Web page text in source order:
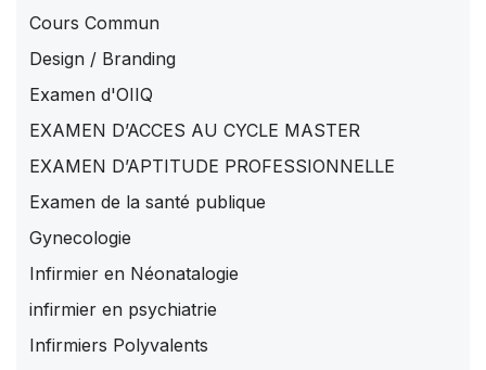
Cours Commun
Design / Branding
Examen d'OIIQ
EXAMEN D’ACCES AU CYCLE MASTER
EXAMEN D’APTITUDE PROFESSIONNELLE
Examen de la santé publique
Gynecologie
Infirmier en Néonatalogie
infirmier en psychiatrie
Infirmiers Polyvalents